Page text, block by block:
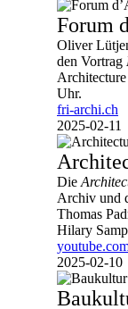
Forum
Oliver
den Vortrag
Uhr.
fri-archi.ch
2025-02-11
Die
Archiv und
Thomas
Hilary
2025-02-10